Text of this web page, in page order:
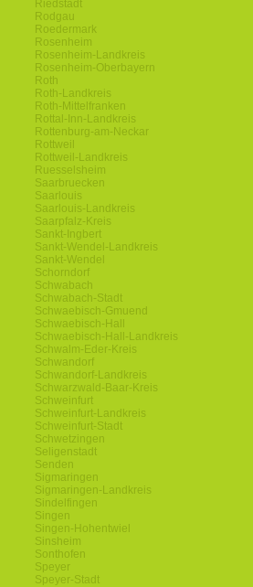
Riedstadt
Rodgau
Roedermark
Rosenheim
Rosenheim-Landkreis
Rosenheim-Oberbayern
Roth
Roth-Landkreis
Roth-Mittelfranken
Rottal-Inn-Landkreis
Rottenburg-am-Neckar
Rottweil
Rottweil-Landkreis
Ruesselsheim
Saarbruecken
Saarlouis
Saarlouis-Landkreis
Saarpfalz-Kreis
Sankt-Ingbert
Sankt-Wendel-Landkreis
Sankt-Wendel
Schorndorf
Schwabach
Schwabach-Stadt
Schwaebisch-Gmuend
Schwaebisch-Hall
Schwaebisch-Hall-Landkreis
Schwalm-Eder-Kreis
Schwandorf
Schwandorf-Landkreis
Schwarzwald-Baar-Kreis
Schweinfurt
Schweinfurt-Landkreis
Schweinfurt-Stadt
Schwetzingen
Seligenstadt
Senden
Sigmaringen
Sigmaringen-Landkreis
Sindelfingen
Singen
Singen-Hohentwiel
Sinsheim
Sonthofen
Speyer
Speyer-Stadt